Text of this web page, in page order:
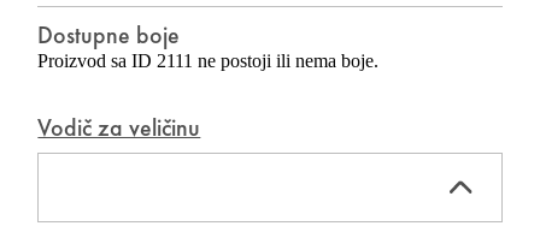
Dostupne boje
Proizvod sa ID 2111 ne postoji ili nema boje.
Vodič za veličinu